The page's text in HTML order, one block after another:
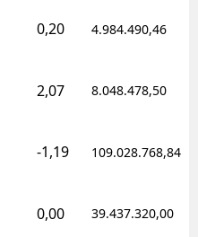
0,20 4.984.490,46
2,07 8.048.478,50
-1,19 109.028.768,84
0,00 39.437.320,00